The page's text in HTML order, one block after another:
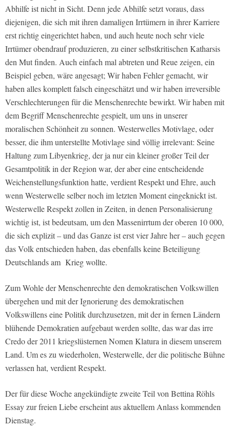
Abhilfe ist nicht in Sicht. Denn jede Abhilfe setzt voraus, dass
diejenigen, die sich mit ihren damaligen Irrtümern in ihrer Karriere
erst richtig eingerichtet haben, und auch heute noch sehr viele
Irrtümer obendrauf produzieren, zu einer selbstkritischen Katharsis
den Mut finden. Auch einfach mal abtreten und Reue zeigen, ein
Beispiel geben, wäre angesagt; Wir haben Fehler gemacht, wir
haben alles komplett falsch eingeschätzt und wir haben irreversible
Verschlechterungen für die Menschenrechte bewirkt. Wir haben mit
dem Begriff Menschenrechte gespielt, um uns in unserer
moralischen Schönheit zu sonnen. Westerwelles Motivlage, oder
besser, die ihm unterstellte Motivlage sind völlig irrelevant: Seine
Haltung zum Libyenkrieg, der ja nur ein kleiner großer Teil der
Gesamtpolitik in der Region war, der aber eine entscheidende
Weichenstellungsfunktion hatte, verdient Respekt und Ehre, auch
wenn Westerwelle selber noch im letzten Moment eingeknickt ist.
Westerwelle Respekt zollen in Zeiten, in denen Personalisierung
wichtig ist, ist bedeutsam, um den Massenirrtum der oberen 10 000,
die sich explizit – und das Ganze ist erst vier Jahre her – auch gegen
das Volk entschieden haben, das ebenfalls keine Beteiligung
Deutschlands am Krieg wollte.
Zum Wohle der Menschenrechte den demokratischen Volkswillen
übergehen und mit der Ignorierung des demokratischen
Volkswillens eine Politik durchzusetzen, mit der in fernen Ländern
blühende Demokratien aufgebaut werden sollte, das war das irre
Credo der 2011 kriegslüsternen Nomen Klatura in diesem unserem
Land. Um es zu wiederholen, Westerwelle, der die politische Bühne
verlassen hat, verdient Respekt.
Der für diese Woche angekündigte zweite Teil von Bettina Röhls
Essay zur freien Liebe erscheint aus aktuellem Anlass kommenden
Dienstag.